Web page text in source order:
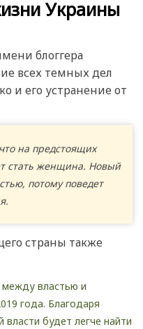
Украины
блоггера
всех темных дел
и его устранение от
на предстоящих
стать женщина. Новый
потому поведет
страны также
между властью и
года. Благодаря
власти будет легче найти